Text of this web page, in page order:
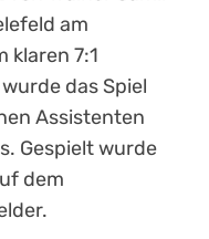
am
klaren 7:1
das Spiel
Assistenten
Gespielt wurde
dem